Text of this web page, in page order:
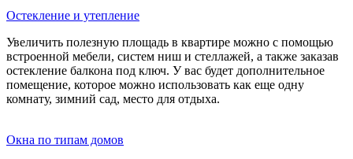
Остекление и утепление
Увеличить полезную площадь в квартире можно с помощью
встроенной мебели, систем ниш и стеллажей, а также заказав
остекление балкона под ключ. У вас будет дополнительное
помещение, которое можно использовать как еще одну
комнату, зимний сад, место для отдыха.
Окна по типам домов